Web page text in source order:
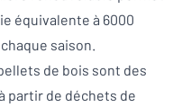
équivalente à 6000
saison.
de bois sont des
partir de déchets de